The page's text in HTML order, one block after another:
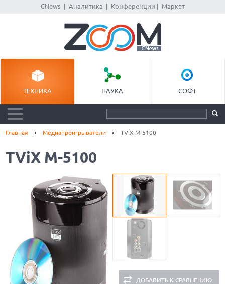
CNews| Аналитика Конференции Маркет
ТЕХНИКА НАУКА СОФТ
Главная Медиапроигрыватели TViX M-5100
TViX M-5100
ДОБАВИТЬ К СРАВНЕНИЮ